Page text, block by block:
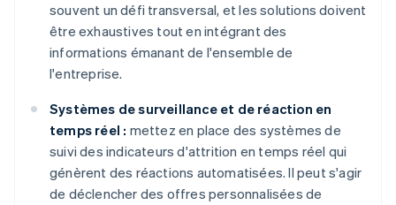
souvent un défi transversal, et les solutions doivent
être exhaustives tout en intégrant des
informations émanant de l'ensemble de
l'entreprise.
Systèmes de surveillance et de réaction en
temps réel : mettez en place des systèmes de
suivi des indicateurs d'attrition en temps réel qui
génèrent des réactions automatisées. Il peut s'agir
de déclencher des offres personnalisées de